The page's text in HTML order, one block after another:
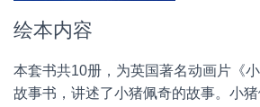
绘本内容
本套书共10册，为英国著名动画片《
故事书，讲述了小猪佩奇的故事。小